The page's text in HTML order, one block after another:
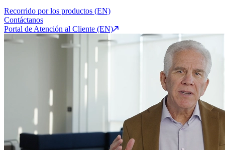
Recorrido por los productos (EN)
Contáctanos
Portal de Atención al Cliente (EN)